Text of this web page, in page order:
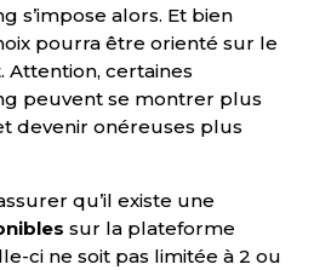
s’impose alors. Et bien
pourra être orienté sur le
certaines
peuvent se montrer plus
devenir onéreuses plus
qu’il existe une
sur la plateforme
ci ne soit pas limitée à 2 ou